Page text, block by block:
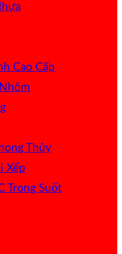
Cao Cấp
Thủy
Xếp
Trong Suốt